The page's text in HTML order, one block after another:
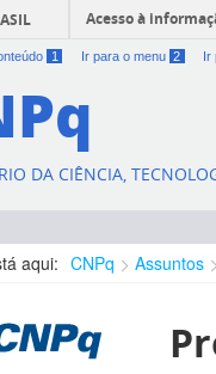
Acesso à
1 Ir para o menu 2 Ir
DA CIÊNCIA,
aqui: CNPq Assuntos